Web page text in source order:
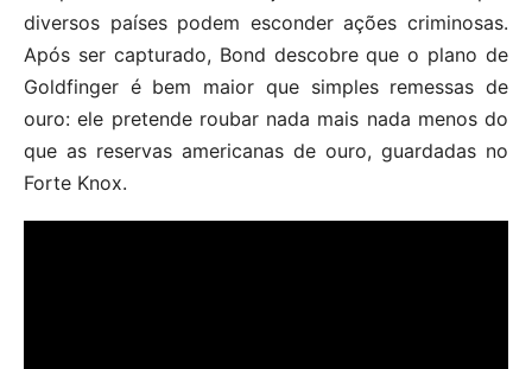
diversos países podem esconder ações criminosas.
Após ser capturado, Bond descobre que o plano de
Goldfinger é bem maior que simples remessas de
ouro: ele pretende roubar nada mais nada menos do
que as reservas americanas de ouro, guardadas no
Forte Knox.